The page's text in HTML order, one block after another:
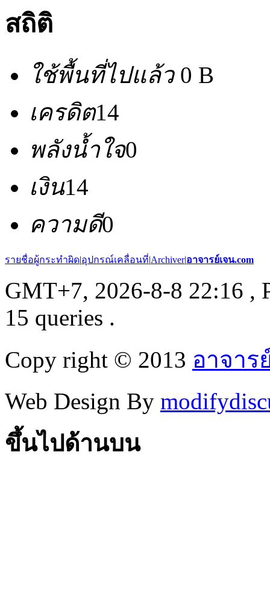
สถิติ
ใช้พื้นที่ไปแล้ว0 B
เครดิต14
พลังน้ำใจ0
เงิน14
ความดี0
รายชื่อผู้กระทำผิด|อุปกรณ์เคลื่อนที่|Archiver|อาจารย์เจน.com
GMT+7, 2026-8-8 22:16 ,
15 queries .
Copy right © 2013 อาจาร
Web Design By
ขึ้นไปด้านบน